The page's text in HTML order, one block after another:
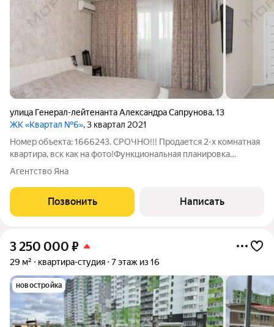
улица Генерал-лейтенанта Александра Сапрунова,13
ЖК «Квартал №6», 3 квартал 2021
Номер объекта: 1666243. СРОЧНО!!! Продается 2-х комнатная
квартира, вск как на фото!Функциональная планировка
бабочка.Квартира светлая, выполнены новый современный
покупателю.Балконы и лоджия утеплены,
Агентство Яна
Позвонить Написать
3 250 000 ₽
29 м² квартира-студия 7 этаж из 16
новостройка